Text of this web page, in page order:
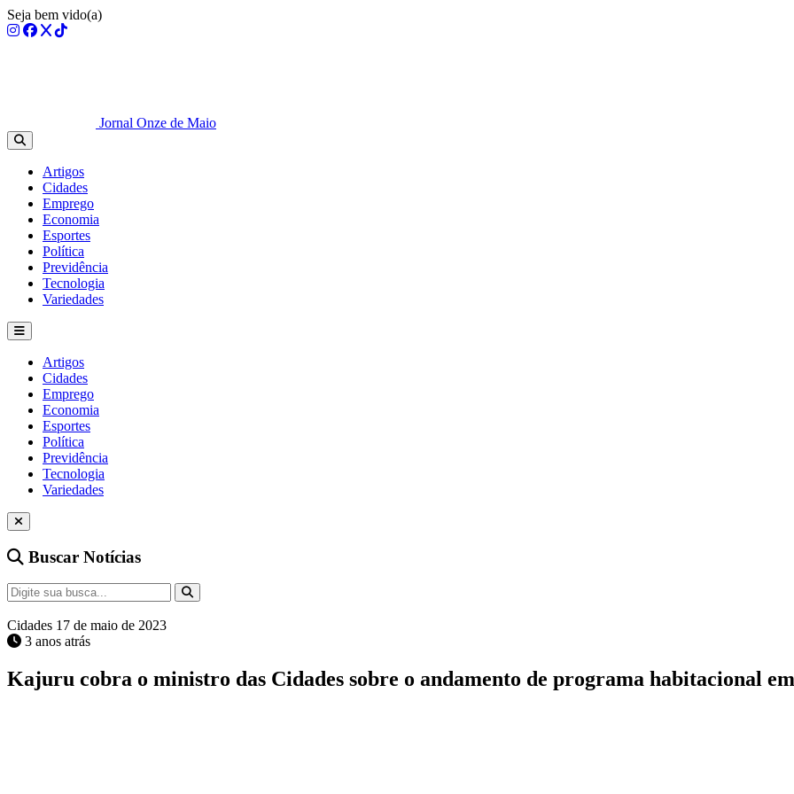
Seja bem vido(a)
Jornal Onze de Maio
Artigos
Cidades
Emprego
Economia
Esportes
Política
Previdência
Tecnologia
Variedades
Artigos
Cidades
Emprego
Economia
Esportes
Política
Previdência
Tecnologia
Variedades
Buscar Notícias
Cidades 17 de maio de 2023
3 anos atrás
Kajuru cobra o ministro das Cidades sobre o andamento de programa habitacional